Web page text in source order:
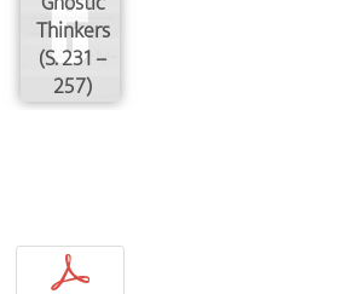
Thinkers
(S. 231 –
257)
p